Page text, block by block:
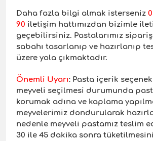
Daha fazla bilgi almak isterseniz
90 iletişim hattımızdan bizimle
geçebilirsiniz. Pastalarımız
sabahı tasarlanıp ve hazırlanıp
üzere yola çıkmaktadır.
Önemli Uyarı: Pasta içerik
meyveli seçilmesi durumunda
korumak adına ve kaplama
meyvelerimiz dondurularak
nedenle meyveli pastamız teslim
30 ile 45 dakika sonra